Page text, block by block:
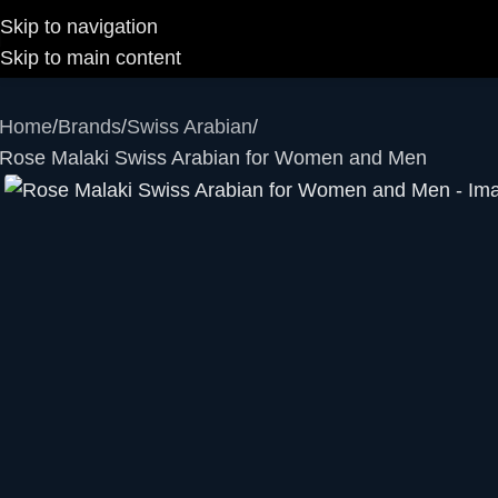
Skip to navigation
Skip to main content
Home Brands Swiss Arabian
Rose Malaki Swiss Arabian for Women and Men